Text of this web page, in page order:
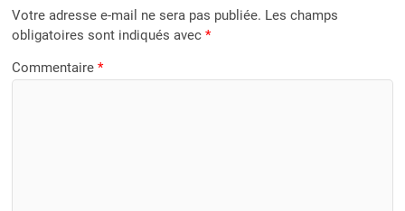
Votre adresse e-mail ne sera pas publiée. Les champs
obligatoires sont indiqués avec*
Commentaire*